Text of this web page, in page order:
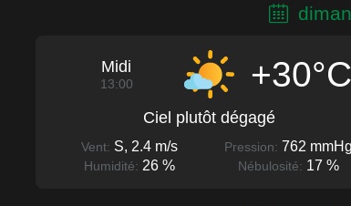
Midi
13:00 +30°C
Ciel plutôt dégagé
Vent: S, 2.4 m/s Pression: 762 mmHg
Humidité: 26 % Nébulosité: 17 %